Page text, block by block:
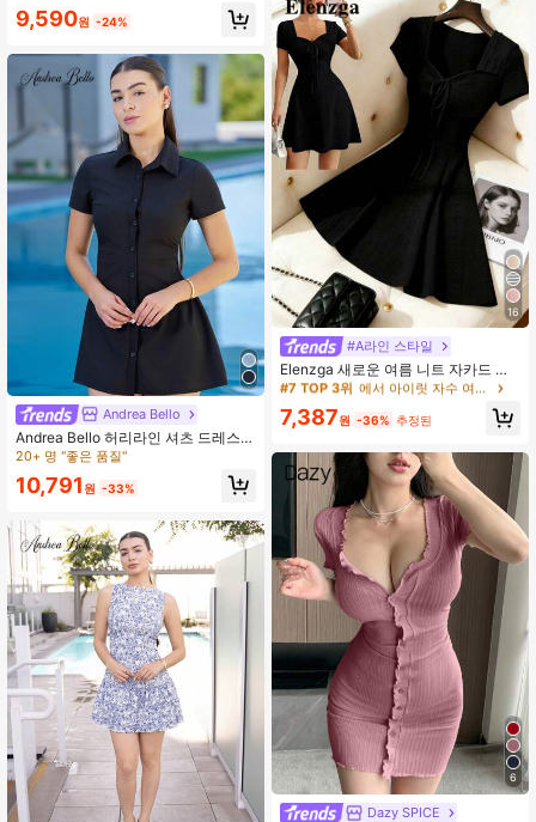
9,590원 -24%
Andrea Bello
Andrea Bello 허리라인 셔츠 드레스,
캐주얼 섹시 미니 여성 패션
20+ 명 "좋은 품질"
10,791 원 -33%
16
#A라인 스타일
Elenzga 새로운 여름 니트 자카드 섹
시 슬림핏 보우노트 허리 숏 드레스,
#7 TOP 3위
에서 아이릿 자수 여성 드레스
230+ 명 "예쁨"
#7 TOP 3위
에서 아이릿 자수 여성 드레스
230+ 명 "예쁨"
#7 TOP 3위
에서 아이릿 자수 여성 드레스
230+ 명 "예쁨"
#7 TOP 3위
230+ 명 "예쁨"
7,387원 -36% 추정된
6
Dazy SPICE